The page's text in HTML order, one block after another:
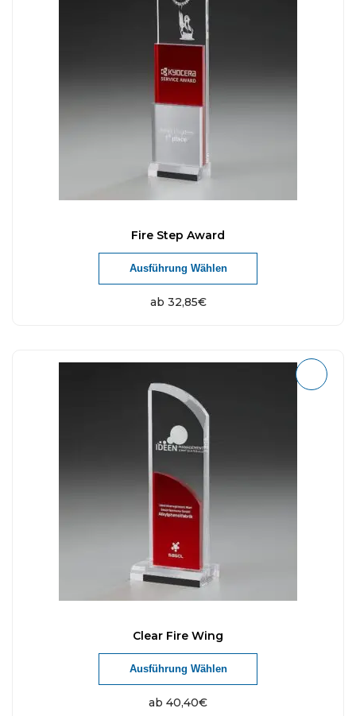
Fire Step Award
ab 32,85€
Ausführung Wählen
Clear Fire Wing
ab 40,40€
Ausführung Wählen